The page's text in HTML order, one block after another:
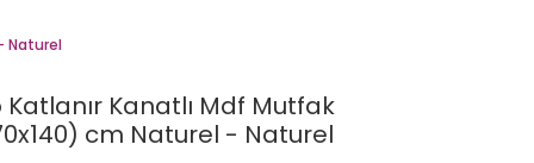
Naturel
Kanatlı Mdf Mutfak
cm Naturel - Naturel